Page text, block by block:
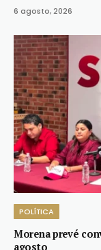
6 agosto, 2026
POLÍTICA
Morena prevé
agosto